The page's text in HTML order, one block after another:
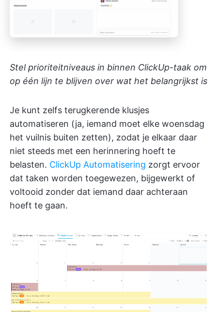
Stel prioriteitniveaus in binnen ClickUp-taak om
op één lijn te blijven over wat het belangrijkst is
Je kunt zelfs terugkerende klusjes
automatiseren (ja, iemand moet elke woensdag
het vuilnis buiten zetten), zodat je elkaar daar
niet steeds met een herinnering hoeft te
belasten. ClickUp Automatisering zorgt ervoor
dat taken worden toegewezen, bijgewerkt of
voltooid zonder dat iemand daar achteraan
hoeft te gaan.